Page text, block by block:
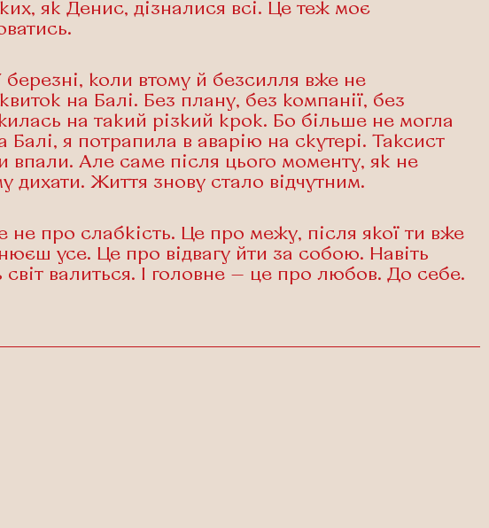
як Денис, дізналися всі. Це теж моє
березні, коли втому й безсилля вже не
на Балі. Без плану, без компанії, без
на такий різкий крок. Бо більше не могла
я потрапила в аварію на скутері. Таксист
впали. Але саме після цього моменту, як не
Життя знову стало відчутним.
не про слабкість. Це про межу, після якої ти вже
усе. Це про відвагу йти за собою. Навіть
валиться. І головне — це про любов. До себе.